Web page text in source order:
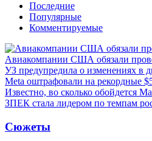
Последние
Популярные
Комментируемые
Авиакомпании США обязали
УЗ предупредила о изменениях в
Meta оштрафовали на рекордные
Известно, во сколько обойдется
ЗПЕК стала лидером по темпам
Сюжеты